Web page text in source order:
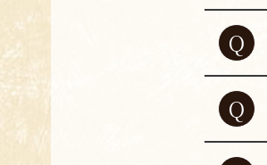
A
Q
A
Q
A